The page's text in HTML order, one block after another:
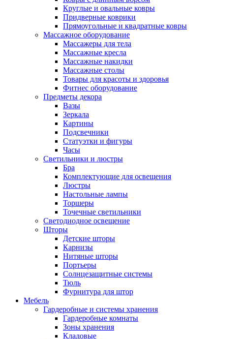
Круглые и овальные ковры
Придверные коврики
Прямоугольные и квадратные ковры
Массажное оборудование
Массажеры для тела
Массажные кресла
Массажные накидки
Массажные столы
Товары для красоты и здоровья
Фитнес оборудование
Предметы декора
Вазы
Зеркала
Картины
Подсвечники
Статуэтки и фигуры
Часы
Светильники и люстры
Бра
Комплектующие для освещения
Люстры
Настольные лампы
Торшеры
Точечные светильники
Светодиодное освещение
Шторы
Детские шторы
Карнизы
Нитяные шторы
Портьеры
Солнцезащитные системы
Тюль
Фурнитура для штор
Мебель
Гардеробные и системы хранения
Гардеробные комнаты
Зоны хранения
Кладовые